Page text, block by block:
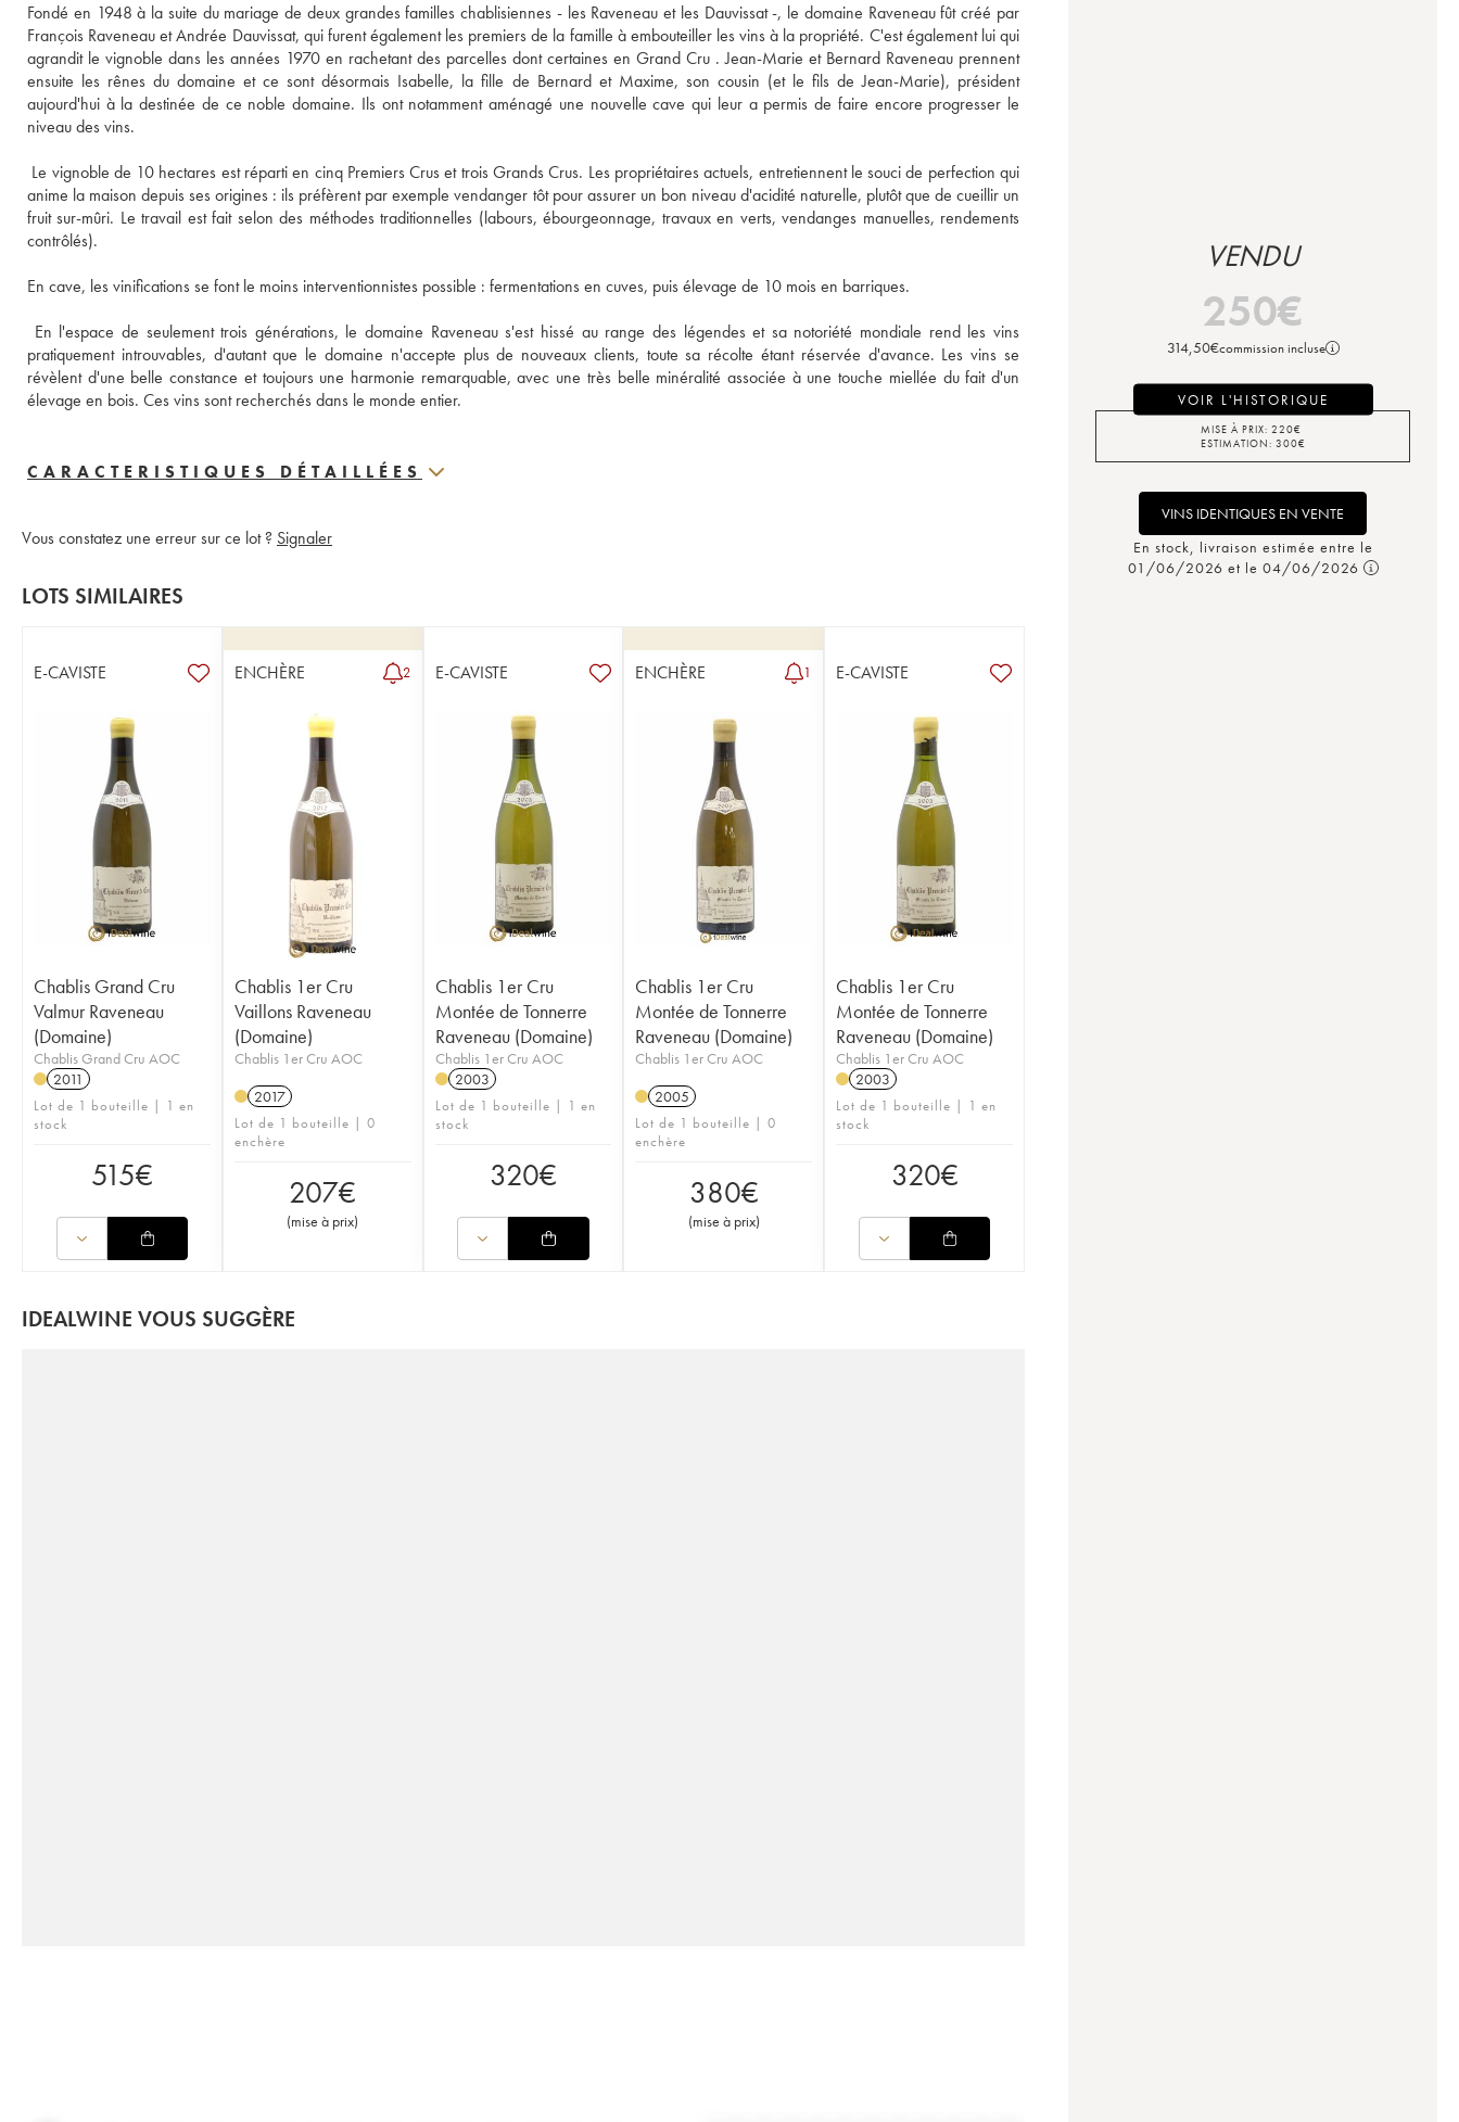
Fondé en 1948 à la suite du mariage de deux grandes familles chablisiennes - les Raveneau et les Dauvissat -, le domaine Raveneau fût créé par
François Raveneau et Andrée Dauvissat, qui furent également les premiers de la famille à embouteiller les vins à la propriété. C'est également lui qui
agrandit le vignoble dans les années 1970 en rachetant des parcelles dont certaines en Grand Cru . Jean-Marie et Bernard Raveneau prennent
ensuite les rênes du domaine et ce sont désormais Isabelle, la fille de Bernard et Maxime, son cousin (et le fils de Jean-Marie), président
aujourd'hui à la destinée de ce noble domaine. Ils ont notamment aménagé une nouvelle cave qui leur a permis de faire encore progresser le
niveau des vins.
Le vignoble de 10 hectares est réparti en cinq Premiers Crus et trois Grands Crus. Les propriétaires actuels, entretiennent le souci de perfection qui
anime la maison depuis ses origines : ils préfèrent par exemple vendanger tôt pour assurer un bon niveau d'acidité naturelle, plutôt que de cueillir un
fruit sur-mûri. Le travail est fait selon des méthodes traditionnelles (labours, ébourgeonnage, travaux en verts, vendanges manuelles, rendements
contrôlés).
En cave, les vinifications se font le moins interventionnistes possible : fermentations en cuves, puis élevage de 10 mois en barriques.
En l'espace de seulement trois générations, le domaine Raveneau s'est hissé au range des légendes et sa notoriété mondiale rend les vins
pratiquement introuvables, d'autant que le domaine n'accepte plus de nouveaux clients, toute sa récolte étant réservée d'avance. Les vins se
révèlent d'une belle constance et toujours une harmonie remarquable, avec une très belle minéralité associée à une touche miellée du fait d'un
élevage en bois. Ces vins sont recherchés dans le monde entier.
CARACTERISTIQUES DÉTAILLÉES
Vous constatez une erreur sur ce lot ? Signaler
LOTS SIMILAIRES
E-CAVISTE
Chablis Grand Cru
Valmur Raveneau
(Domaine)
Chablis Grand Cru AOC
2011
Lot de 1 bouteille | 1 en
stock
515€
ENCHÈRE 2
Chablis 1er Cru
Vaillons Raveneau
(Domaine)
Chablis 1er Cru AOC
2017
Lot de 1 bouteille | 0
enchère
207€
(mise à prix)
E-CAVISTE
Chablis 1er Cru
Montée de Tonnerre
Raveneau (Domaine)
Chablis 1er Cru AOC
2003
Lot de 1 bouteille | 1 en
stock
320€
ENCHÈRE 1
Chablis 1er Cru
Montée de Tonnerre
Raveneau (Domaine)
Chablis 1er Cru AOC
2005
Lot de 1 bouteille | 0
enchère
380€
(mise à prix)
E-CAVISTE
Chablis 1er Cru
Montée de Tonnerre
Raveneau (Domaine)
Chablis 1er Cru AOC
2003
Lot de 1 bouteille | 1 en
stock
320€
IDEALWINE VOUS SUGGÈRE
VENDU
250€
314,50€commission incluse
VOIR L'HISTORIQUE
MISE À PRIX: 220€
ESTIMATION: 300€
VINS IDENTIQUES EN VENTE
En stock, livraison estimée entre le
01/06/2026 et le 04/06/2026